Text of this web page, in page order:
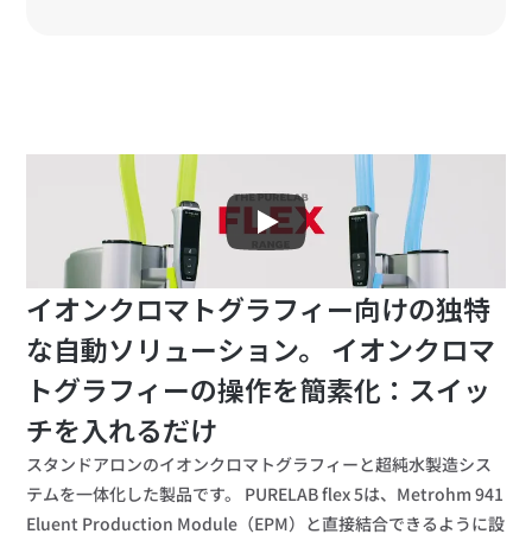
イオンクロマトグラフィー向けの独特
な自動ソリューション。 イオンクロマ
トグラフィーの操作を簡素化：スイッ
チを入れるだけ
スタンドアロンのイオンクロマトグラフィーと超純水製造シス
テムを一体化した製品です。 PURELAB flex 5は、Metrohm 941
Eluent Production Module（EPM）と直接結合できるように設